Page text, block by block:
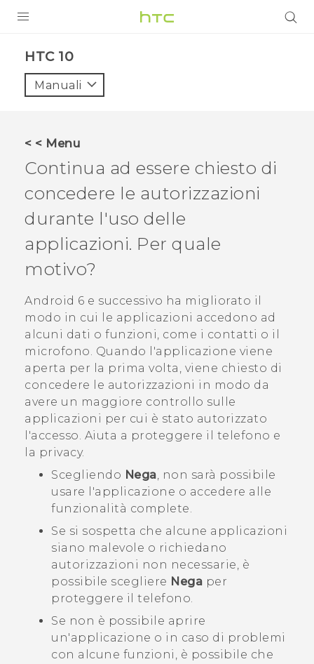
VIVE
VIVERSE
ASSISTENZA
Accessori e dispositivi HTC
Accesso
HTC 10‎
Manuali
< < Menu
Continua ad essere chiesto di
concedere le autorizzazioni
durante l'uso delle
applicazioni. Per quale
motivo?
Android 6 e successivo ha migliorato il
modo in cui le applicazioni accedono ad
alcuni dati o funzioni, come i contatti o il
microfono. Quando l'applicazione viene
aperta per la prima volta, viene chiesto di
concedere le autorizzazioni in modo da
avere un maggiore controllo sulle
applicazioni per cui è stato autorizzato
l'accesso. Aiuta a proteggere il telefono e
la privacy.
Scegliendo Nega, non sarà possibile
usare l'applicazione o accedere alle
funzionalità complete.
Se si sospetta che alcune applicazioni
siano malevole o richiedano
autorizzazioni non necessarie, è
possibile scegliere Nega per
proteggere il telefono.
Se non è possibile aprire
un'applicazione o in caso di problemi
con alcune funzioni, è possibile che